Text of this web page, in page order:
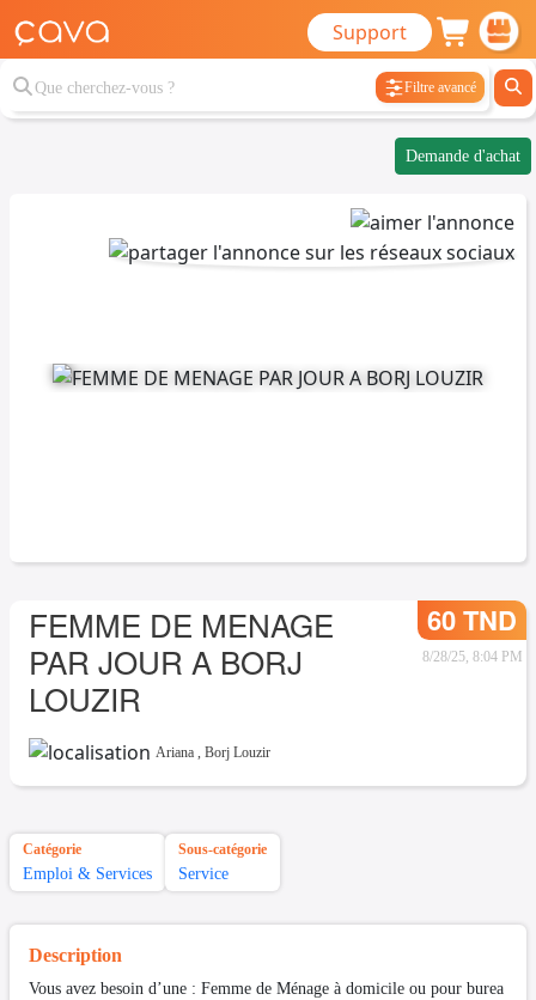
Support
Filtre avancé
Demande d'achat
FEMME DE MENAGE
PAR JOUR A BORJ
LOUZIR
60 TND
8/28/25, 8:04 PM
Ariana , Borj Louzir
Catégorie
Emploi & Services
Sous-catégorie
Service
Description
Vous avez besoin d’une : Femme de Ménage à domicile ou pour burea